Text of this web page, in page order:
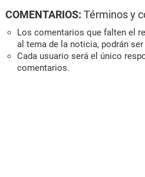
COMENTARIOS: Términos y
Los comentarios que falten el
al tema de la noticia, podrán
Cada usuario será el único
comentarios.